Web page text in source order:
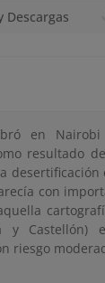
Descargas
en
resultado
con
y Castellón)
riesgo